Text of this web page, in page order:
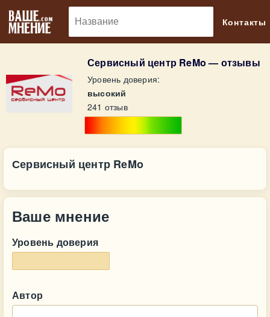
Контакты
Сервисный центр ReMo — отзывы
Уровень доверия:
высокий
241 отзыв
Сервисный центр ReMo
Ваше мнение
Уровень доверия
Автор